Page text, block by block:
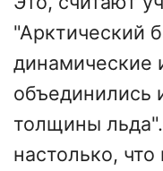
"Арктический
динамические
объединились
толщины
настолько,